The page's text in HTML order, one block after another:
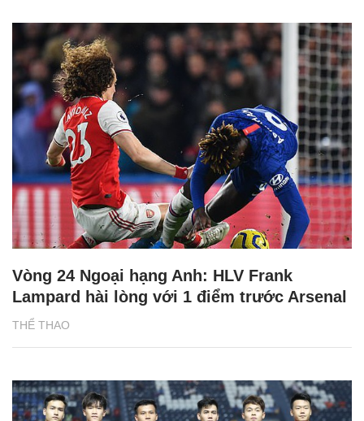
THỂ THAO
Vòng 24 Ngoại hạng Anh: HLV Frank
Lampard hài lòng với 1 điểm trước Arsenal